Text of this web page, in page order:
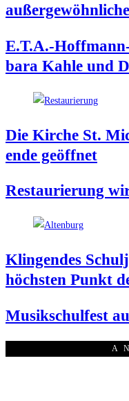
E.T.A.-
ba­ra Kah­le und
Die Kir­che St.
en­de geöffnet
Restau­rie­rung
Klin­gen­des
höchs­ten Punkt
Musik­schul­fest